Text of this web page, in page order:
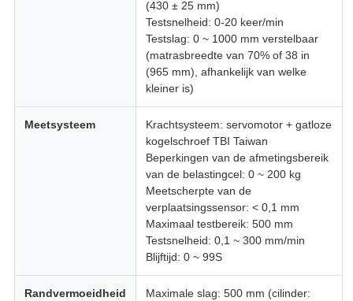
(430 ± 25 mm)
Testsnelheid: 0-20 keer/min
Testslag: 0 ~ 1000 mm verstelbaar
(matrasbreedte van 70% of 38 in
(965 mm), afhankelijk van welke
kleiner is)
Meetsysteem
Krachtsysteem: servomotor + gatloze
kogelschroef TBI Taiwan
Beperkingen van de afmetingsbereik
van de belastingcel: 0 ~ 200 kg
Meetscherpte van de
verplaatsingssensor: < 0,1 mm
Maximaal testbereik: 500 mm
Testsnelheid: 0,1 ~ 300 mm/min
Blijftijd: 0 ~ 99S
Randvermoeidheid
Maximale slag: 500 mm (cilinder: